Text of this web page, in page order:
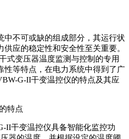
中不可或缺的组成部分，其运行状
应的稳定性和安全性至关重要。
式变压器温度监测与控制的专用
性等特点，在电力系统中得到了广
G-II干变温控仪的特点及其应
特点
II干变温控仪具备智能化监控功